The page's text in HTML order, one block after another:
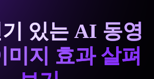
있는 AI 동영
미지 효과 살펴